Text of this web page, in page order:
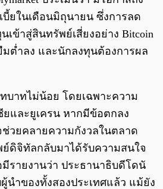
บี้ยในเดือนมิถุนายน ซึ่งการลด
เข้าสู่สินทรัพย์เสี่ยงอย่าง Bitcoin
ต่ำลง และนักลงทุนต้องการผล
บาทไม่น้อย โดยเฉพาะความ
ยและยูเครน หากมีข้อตกลง
วยคลายความกังวลในตลาด
ดิจิทัลกลับมาได้รับความสนใจ
มีรายงานว่า ประธานาธิบดีโดนั
ำของทั้งสองประเทศแล้ว แม้ยัง